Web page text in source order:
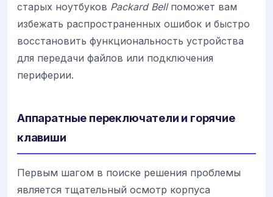
старых ноутбуков Packard Bellпоможет вам
избежать распространенных ошибок и быстро
восстановить функциональность устройства
для передачи файлов или подключения
периферии.
Аппаратные переключатели и горячие
клавиши
Первым шагом в поиске решения проблемы
является тщательный осмотр корпуса